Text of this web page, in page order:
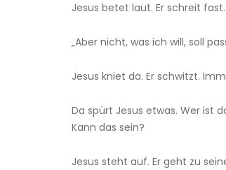
Jesus betet laut. Er schreit
„Aber nicht, was ich will, soll
Jesus kniet da. Er schwitzt.
Da spürt Jesus etwas. Wer ist
Kann das sein?
Jesus steht auf. Er geht zu